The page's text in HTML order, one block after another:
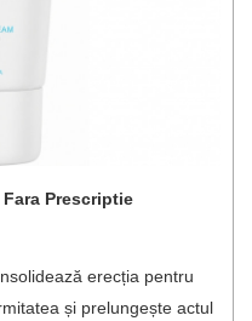
Prescriptie
erecția pentru
și prelungește actul